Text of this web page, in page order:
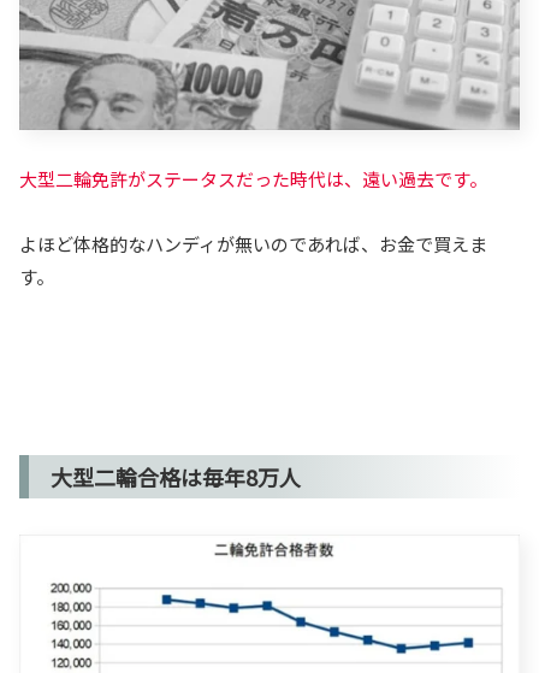
大型二輪免許がステータスだった時代は、遠い過去です。
よほど体格的なハンディが無いのであれば、お金で買えま
す。
大型二輪合格は毎年8万人